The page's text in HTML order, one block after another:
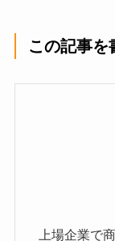
この記事を
上場企業で